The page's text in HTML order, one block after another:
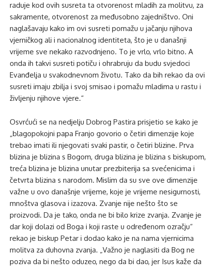
raduje kod ovih susreta ta otvorenost mladih za molitvu, za
sakramente, otvorenost za međusobno zajedništvo. Oni
naglašavaju kako im ovi susreti pomažu u jačanju njihova
vjerničkog ali i nacionalnog identiteta, što je u današnji
vrijeme sve nekako razvodnjeno. To je vrlo, vrlo bitno. A
onda ih takvi susreti potiču i ohrabruju da budu svjedoci
Evanđelja u svakodnevnom životu. Tako da bih rekao da ovi
susreti imaju zbilja i svoj smisao i pomažu mladima u rastu i
življenju njihove vjere.“
Osvrćući se na nedjelju Dobrog Pastira prisjetio se kako je
„blagopokojni papa Franjo govorio o četiri dimenzije koje
trebao imati ili njegovati svaki pastir, o četiri blizine. Prva
blizina je blizina s Bogom, druga blizina je blizina s biskupom,
treća blizina je blizina unutar prezbiterija sa svećenicima i
četvrta blizina s narodom. Mislim da su sve ove dimenzije
važne u ovo današnje vrijeme, koje je vrijeme nesigurnosti,
mnoštva glasova i izazova. Zvanje nije nešto što se
proizvodi. Da je tako, onda ne bi bilo krize zvanja. Zvanje je
dar koji dolazi od Boga i koji raste u određenom ozračju“
rekao je biskup Petar i dodao kako je na nama vjernicima
molitva za duhovna zvanja. „Važno je naglasiti da Bog ne
poziva da bi nešto oduzeo, nego da bi dao, jer Isus kaže da